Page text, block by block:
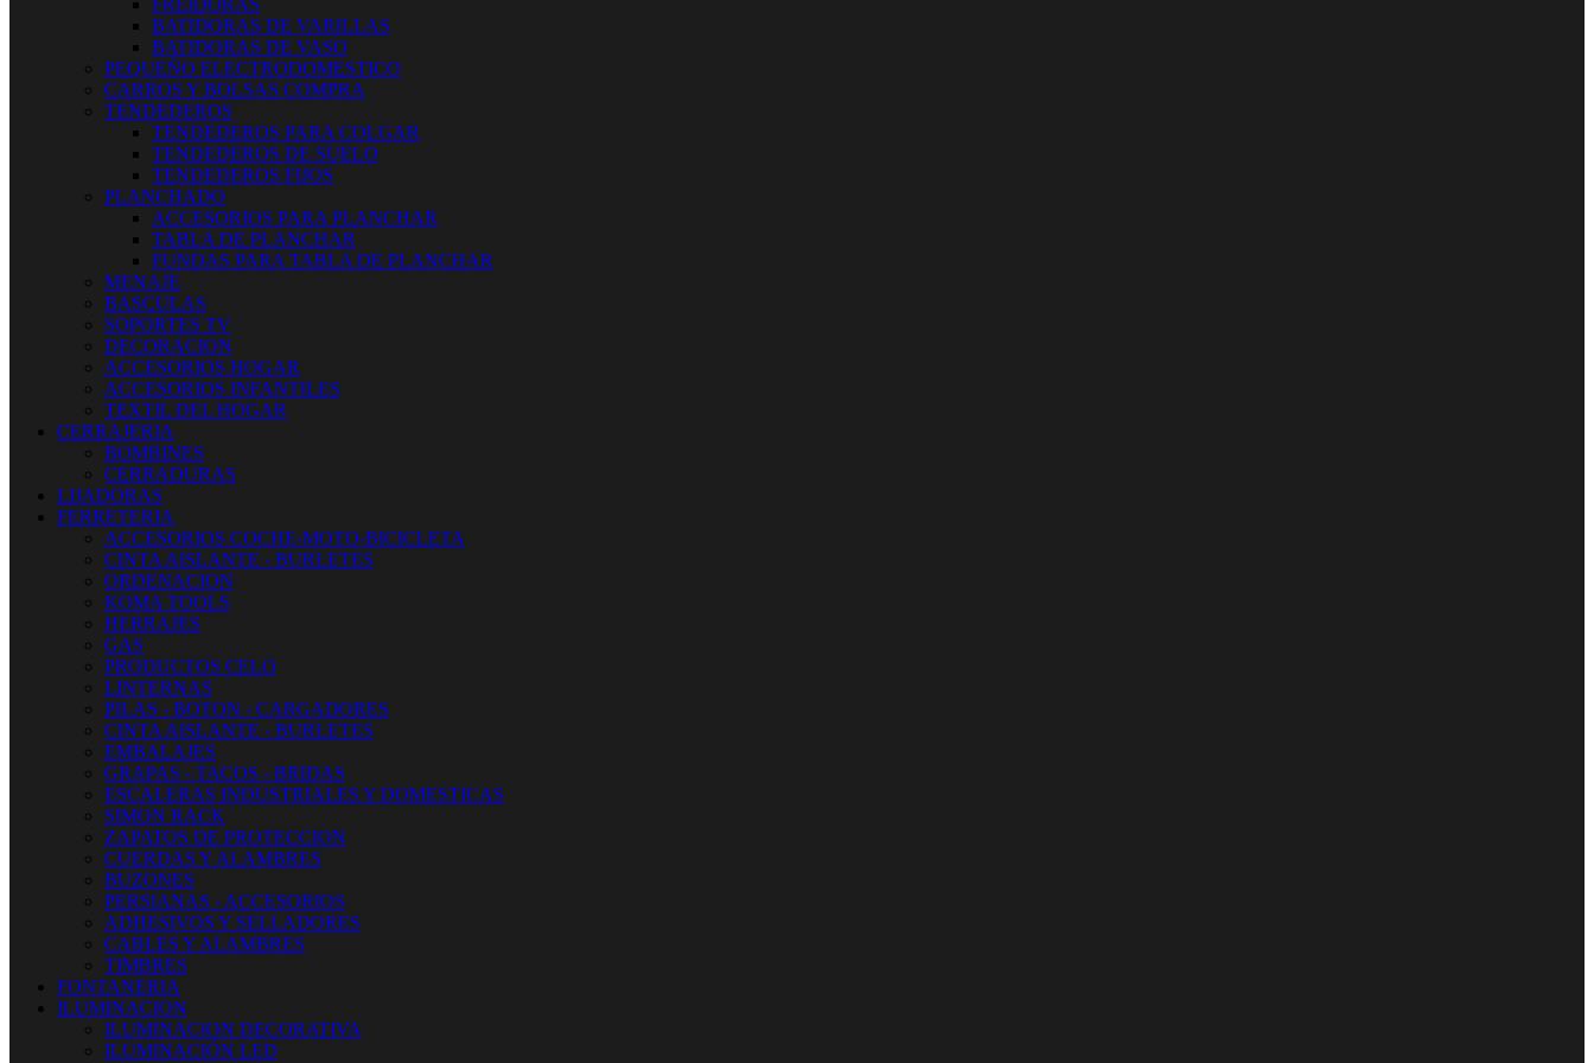
FREIDORAS
BATIDORAS DE VARILLAS
BATIDORAS DE VASO
PEQUEÑO ELECTRODOMESTICO
CARROS Y BOLSAS COMPRA
TENDEDEROS
TENDEDEROS PARA COLGAR
TENDEDEROS DE SUELO
TENDEDEROS FIJOS
PLANCHADO
ACCESORIOS PARA PLANCHAR
TABLA DE PLANCHAR
FUNDAS PARA TABLA DE PLANCHAR
MENAJE
BASCULAS
SOPORTES TV
DECORACION
ACCESORIOS HOGAR
ACCESORIOS INFANTILES
TEXTIL DEL HOGAR
CERRAJERIA
BOMBINES
CERRADURAS
LIJADORAS
FERRETERIA
ACCESORIOS COCHE-MOTO-BICICLETA
CINTA AISLANTE - BURLETES
ORDENACION
KOMA TOOLS
HERRAJES
GAS
PRODUCTOS CELO
LINTERNAS
PILAS - BOTON - CARGADORES
CINTA AISLANTE - BURLETES
EMBALAJES
GRAPAS - TACOS - BRIDAS
ESCALERAS INDUSTRIALES Y DOMESTICAS
SIMON RACK
ZAPATOS DE PROTECCION
CUERDAS Y ALAMBRES
BUZONES
PERSIANAS - ACCESORIOS
ADHESIVOS Y SELLADORES
CABLES Y ALAMBRES
TIMBRES
FONTANERIA
ILUMINACION
ILUMINACION DECORATIVA
ILUMINACIÓN LED